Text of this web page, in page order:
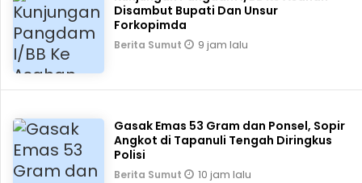
Disambut Bupati Dan Unsur
Forkopimda
Berita Sumut 9 jam lalu
Gasak Emas 53 Gram dan Ponsel, Sopir
Angkot di Tapanuli Tengah Diringkus
Polisi
Berita Sumut 10 jam lalu